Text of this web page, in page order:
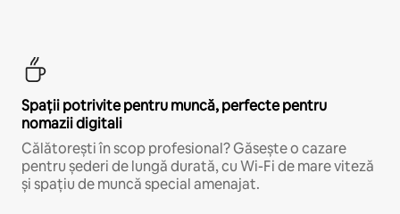
Spații potrivite pentru muncă, perfecte pentru
nomazii digitali
Călătorești în scop profesional? Găsește o cazare
pentru șederi de lungă durată, cu Wi-Fi de mare viteză
și spațiu de muncă special amenajat.